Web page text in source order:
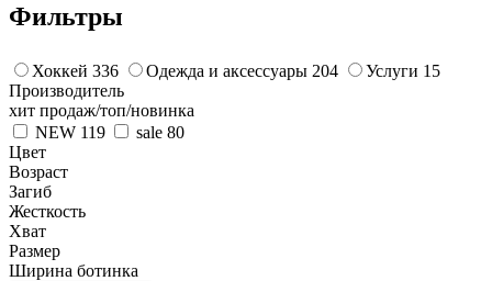
Фильтры
Хоккей 336 Одежда и аксессуары 204 Услуги 15
Производитель
хит продаж/топ/новинка
NEW 119 sale 80
Цвет
Возраст
Загиб
Жесткость
Хват
Размер
Ширина ботинка